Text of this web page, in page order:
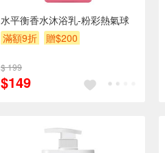
水平衡香水沐浴乳-粉彩熱氣球
滿額9折
贈$200
$ 199
$149